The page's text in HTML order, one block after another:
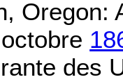
Oregon:
des